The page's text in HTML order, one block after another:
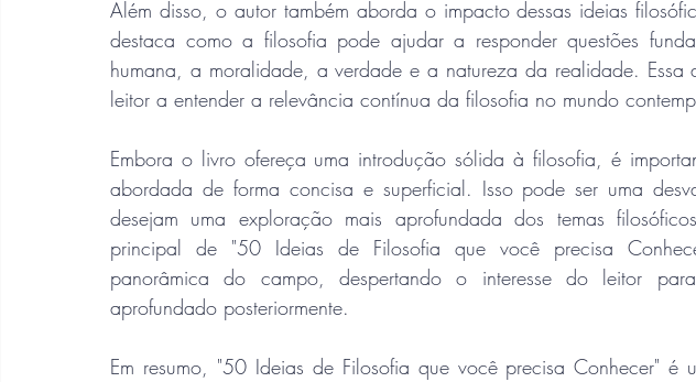
Além disso, o autor também aborda o impacto dessas ideias
destaca como a filosofia pode ajudar a responder questões
humana, a moralidade, a verdade e a natureza da realidade.
leitor a entender a relevância contínua da filosofia no mundo
Embora o livro ofereça uma introdução sólida à filosofia, é
abordada de forma concisa e superficial. Isso pode ser uma
desejam uma exploração mais aprofundada dos temas
principal de "50 Ideias de Filosofia que você precisa
panorâmica do campo, despertando o interesse do leitor
aprofundado posteriormente.
Em resumo, "50 Ideias de Filosofia que você precisa Conhecer" é